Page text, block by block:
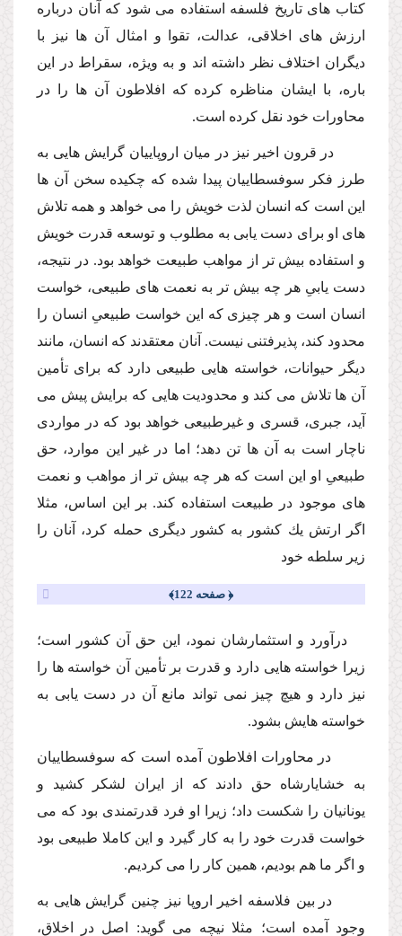
كتاب هاى تاریخ فلسفه استفاده مى شود كه آنان درباره
ارزش هاى اخلاقى، عدالت، تقوا و امثال آن ها نیز با
دیگران اختلاف نظر داشته اند و به ویژه، سقراط در این
باره، با ایشان مناظره كرده كه افلاطون آن ها را در
محاورات خود نقل كرده است.
در قرون اخیر نیز در میان اروپاییان گرایش هایى به
طرز فكر سوفسطاییان پیدا شده كه چكیده سخن آن ها
این است كه انسان لذت خویش را مى خواهد و همه تلاش
هاى او براى دست یابى به مطلوب و توسعه قدرت خویش
و استفاده بیش تر از مواهب طبیعت خواهد بود. در نتیجه،
دست یابىِ هر چه بیش تر به نعمت هاى طبیعى، خواست
انسان است و هر چیزى كه این خواست طبیعىِ انسان را
محدود كند، پذیرفتنى نیست. آنان معتقدند كه انسان، مانند
دیگر حیوانات، خواسته هایى طبیعى دارد كه براى تأمین
آن ها تلاش مى كند و محدودیت هایى كه برایش پیش مى
آید، جبرى، قسرى و غیرطبیعى خواهد بود كه در مواردى
ناچار است به آن ها تن دهد؛ اما در غیر این موارد، حق
طبیعىِ او این است كه هر چه بیش تر از مواهب و نعمت
هاى موجود در طبیعت استفاده كند. بر این اساس، مثلا
اگر ارتش یك كشور به كشور دیگرى حمله كرد، آنان را
زیر سلطه خود
﴿ صفحه 122﴾
درآورد و استثمارشان نمود، این حق آن كشور است؛
زیرا خواسته هایى دارد و قدرت بر تأمین آن خواسته ها را
نیز دارد و هیچ چیز نمى تواند مانع آن در دست یابى به
خواسته هایش بشود.
در محاورات افلاطون آمده است كه سوفسطاییان
به خشایارشاه حق دادند كه از ایران لشكر كشید و
یونانیان را شكست داد؛ زیرا او فرد قدرتمندى بود كه مى
خواست قدرت خود را به كار گیرد و این كاملا طبیعى بود
و اگر ما هم بودیم، همین كار را مى كردیم.
در بین فلاسفه اخیر اروپا نیز چنین گرایش هایى به
وجود آمده است؛ مثلا نیچه مى گوید: اصل در اخلاق،